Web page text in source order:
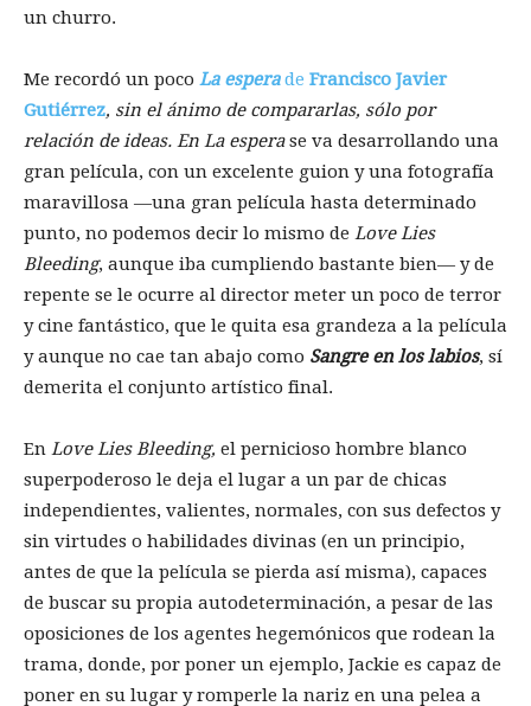
un churro.
Me recordó un poco La esperade Francisco Javier
Gutiérrez, sin el ánimo de compararlas, sólo por
relación de ideas. En La esperase va desarrollando una
gran película, con un excelente guion y una fotografía
maravillosa —una gran película hasta determinado
punto, no podemos decir lo mismo de Love Lies
Bleeding, aunque iba cumpliendo bastante bien— y de
repente se le ocurre al director meter un poco de terror
y cine fantástico, que le quita esa grandeza a la película
y aunque no cae tan abajo como Sangre en los labios, sí
demerita el conjunto artístico final.
En Love Lies Bleeding, el pernicioso hombre blanco
superpoderoso le deja el lugar a un par de chicas
independientes, valientes, normales, con sus defectos y
sin virtudes o habilidades divinas (en un principio,
antes de que la película se pierda así misma), capaces
de buscar su propia autodeterminación, a pesar de las
oposiciones de los agentes hegemónicos que rodean la
trama, donde, por poner un ejemplo, Jackie es capaz de
poner en su lugar y romperle la nariz en una pelea a